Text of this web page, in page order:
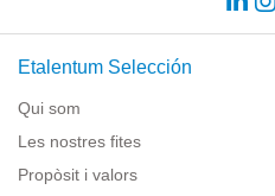
Etalentum Selección
Qui som
Les nostres fites
Propòsit i valors